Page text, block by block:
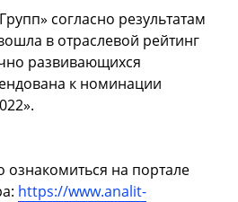
согласно результатам
в отраслевой рейтинг
развивающихся
к номинации
ознакомиться на портале
https://www.analit-